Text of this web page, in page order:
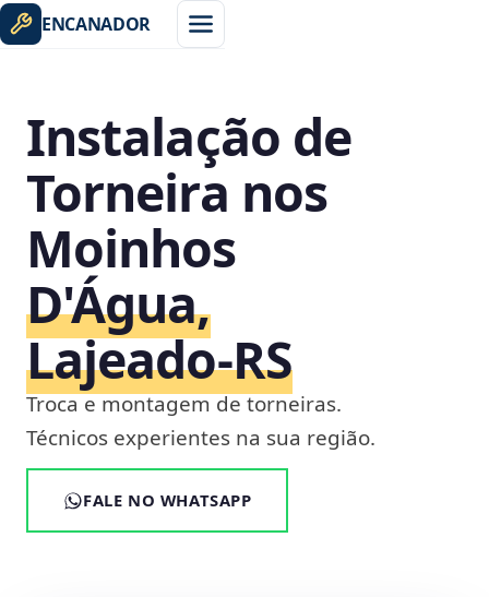
ENCANADOR
Instalação de
Torneira nos
Moinhos
D'Água,
Lajeado‑RS
Troca e montagem de torneiras.
Técnicos experientes na sua região.
FALE NO WHATSAPP